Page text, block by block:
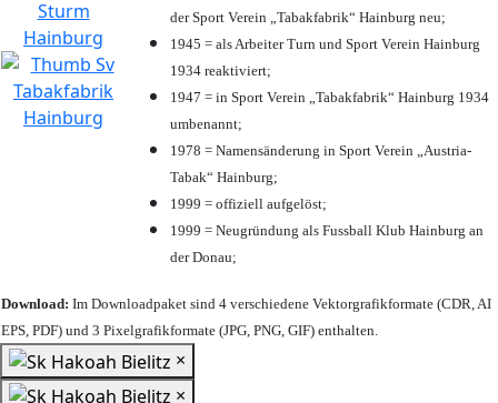
der Sport Verein „Tabakfabrik“ Hainburg neu;
1945 = als Arbeiter Turn und Sport Verein Hainburg
1934 reaktiviert;
1947 = in Sport Verein „Tabakfabrik“ Hainburg 1934
umbenannt;
1978 = Namensänderung in Sport Verein „Austria-
Tabak“ Hainburg;
1999 = offiziell aufgelöst;
1999 = Neugründung als Fussball Klub Hainburg an
der Donau;
Download: Im Downloadpaket sind 4 verschiedene Vektorgrafikformate (CDR, AI
EPS, PDF) und 3 Pixelgrafikformate (JPG, PNG, GIF) enthalten.
×
×